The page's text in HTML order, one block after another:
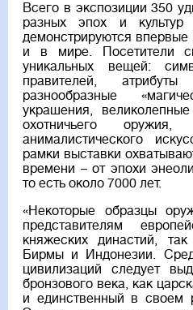
Всего в экспозиции 350
разных эпох и
демонстрируются впервые
и в мире. Посетители
уникальных вещей:
правителей,
разнообразные
украшения,
охотничьего
анималистического
рамки выставки
времени – от эпохи
то есть около 7000 лет.
«Некоторые образцы
представителям
княжеских династий,
Бирмы и Индонезии.
цивилизаций следует
бронзового века, как
и единственный в своем